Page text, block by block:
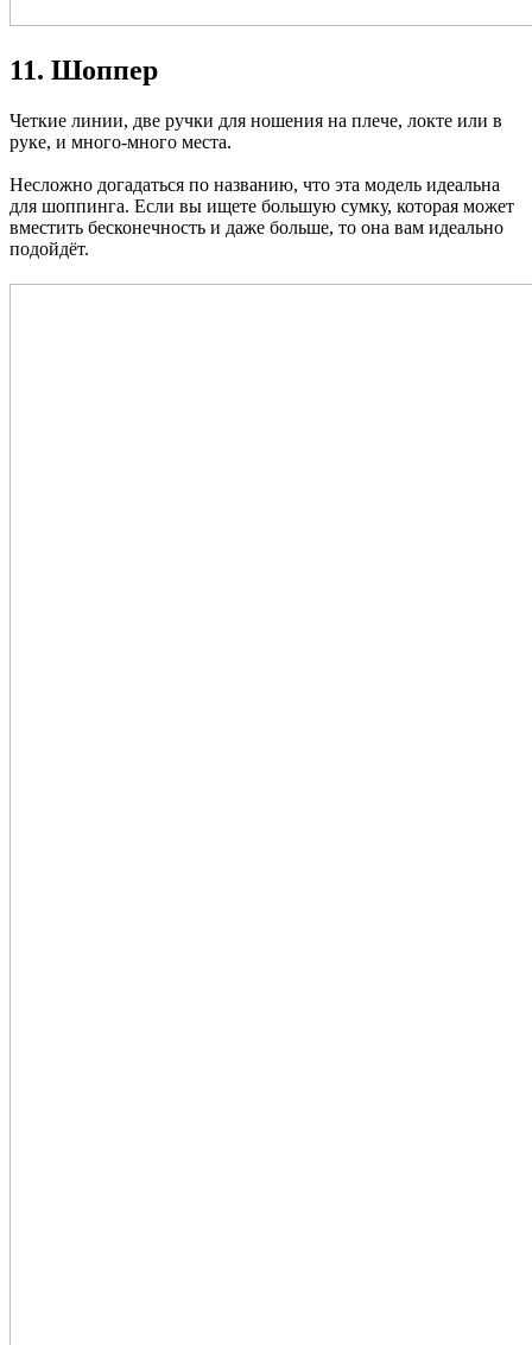
11. Шоппер
Четкие линии, две ручки для ношения на плече, локте или в
руке, и много-много места.
Несложно догадаться по названию, что эта модель идеальна
для шоппинга. Если вы ищете большую сумку, которая может
вместить бесконечность и даже больше, то она вам идеально
подойдёт.